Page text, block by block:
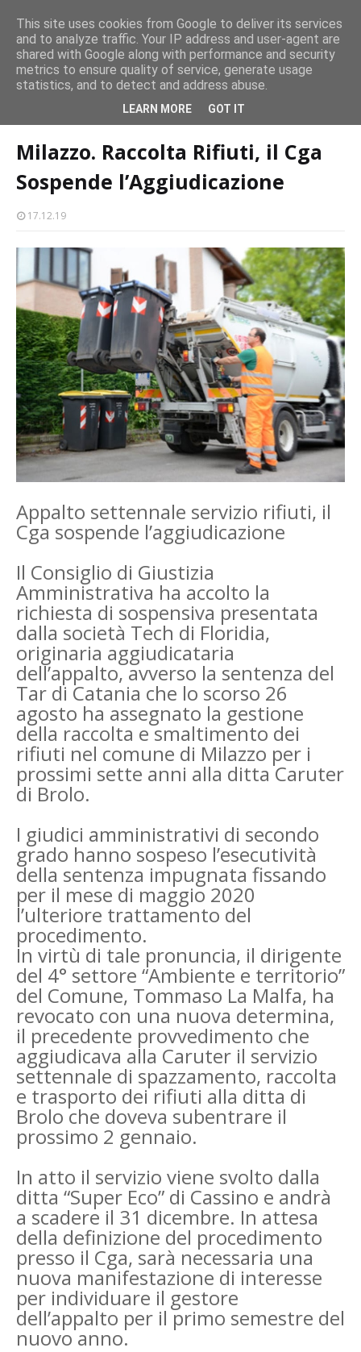
CASTELLO-MILAZZO
Milazzo 28ª Sagra del Pesce a Vaccarella: il programma
EVENTI
raccolta rifiuti
Milazzo. Raccolta Rifiuti, il Cga Sospende
Milazzo. Raccolta Rifiuti, il Cga
Sospende l’Aggiudicazione
17.12.19
Appalto settennale servizio rifiuti, il
Cga sospende l’aggiudicazione
Il Consiglio di Giustizia
Amministrativa ha accolto la
richiesta di sospensiva presentata
dalla società Tech di Floridia,
originaria aggiudicataria
dell’appalto, avverso la sentenza del
Tar di Catania che lo scorso 26
agosto ha assegnato la gestione
della raccolta e smaltimento dei
rifiuti nel comune di Milazzo per i
prossimi sette anni alla ditta Caruter
di Brolo.
I giudici amministrativi di secondo
grado hanno sospeso l’esecutività
della sentenza impugnata fissando
per il mese di maggio 2020
l’ulteriore trattamento del
procedimento.
In virtù di tale pronuncia, il dirigente
del 4° settore “Ambiente e territorio”
del Comune, Tommaso La Malfa, ha
revocato con una nuova determina,
il precedente provvedimento che
aggiudicava alla Caruter il servizio
settennale di spazzamento, raccolta
e trasporto dei rifiuti alla ditta di
Brolo che doveva subentrare il
prossimo 2 gennaio.
In atto il servizio viene svolto dalla
ditta “Super Eco” di Cassino e andrà
a scadere il 31 dicembre. In attesa
della definizione del procedimento
presso il Cga, sarà necessaria una
nuova manifestazione di interesse
per individuare il gestore
dell’appalto per il primo semestre del
nuovo anno.
This site uses cookies from Google to deliver its services
and to analyze traffic. Your IP address and user-agent are
shared with Google along with performance and security
metrics to ensure quality of service, generate usage
statistics, and to detect and address abuse.
LEARN MORE GOT IT